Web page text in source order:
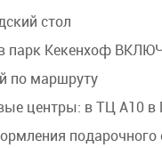
стол
парк Кекенхоф
по маршруту
центры: в ТЦ А10
подарочного